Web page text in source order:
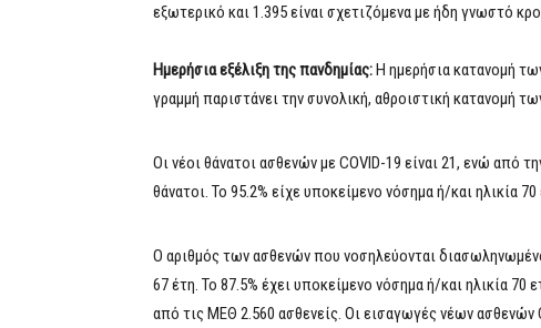
εξωτερικό και 1.395 είναι σχετιζόμενα με ήδη γνωστό
Ημερήσια εξέλιξη της πανδημίας:Η ημερήσια κατανομή
γραμμή παριστάνει την συνολική, αθροιστική κατανομή
Οι νέοι θάνατοι ασθενών με COVID-19 είναι 21, ενώ από
θάνατοι. Το 95.2% είχε υποκείμενο νόσημα ή/και ηλικία
Ο αριθμός των ασθενών που νοσηλεύονται
67 έτη. To 87.5% έχει υποκείμενο νόσημα ή/και ηλικία
από τις ΜΕΘ 2.560 ασθενείς. Οι εισαγωγές νέων ασθενών